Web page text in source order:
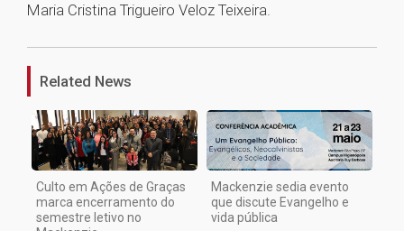
Maria Cristina Trigueiro Veloz Teixeira.
1
Related News
Culto em Ações de Graças
marca encerramento do
semestre letivo no
Mackenzie sedia evento
que discute Evangelho e
vida pública